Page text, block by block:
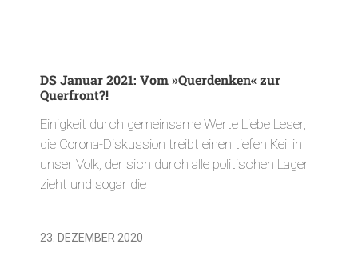
DS Januar 2021: Vom »Querdenken« zur
Querfront?!
Einigkeit durch gemeinsame Werte Liebe Leser,
die Corona-Diskussion treibt einen tiefen Keil in
unser Volk, der sich durch alle politischen Lager
zieht und sogar die
23. DEZEMBER 2020